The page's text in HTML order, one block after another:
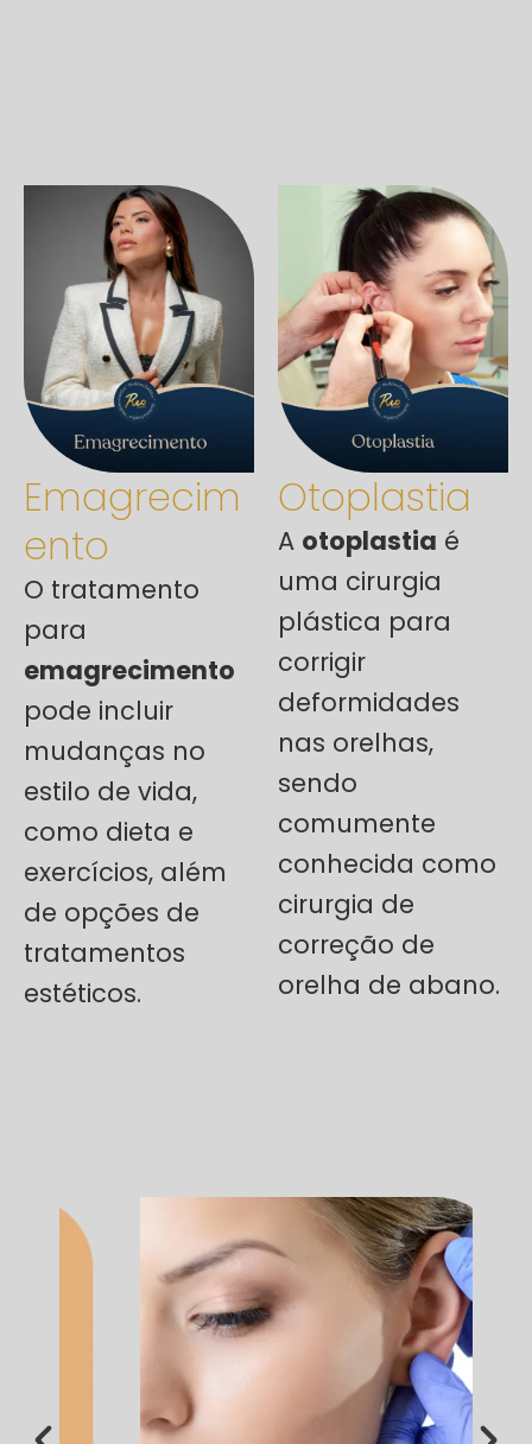
Emagrecim
ento
O tratamento
para
emagrecimento
pode incluir
mudanças no
estilo de vida,
como dieta e
exercícios, além
de opções de
tratamentos
estéticos.
Otoplastia
A otoplastia é
uma cirurgia
plástica para
corrigir
deformidades
nas orelhas,
sendo
comumente
conhecida como
cirurgia de
correção de
orelha de abano.